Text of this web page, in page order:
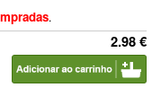
.
2.98 €